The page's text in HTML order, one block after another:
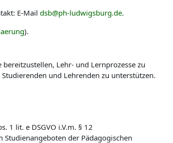
E-Mail dsb@ph-ludwigsburg.de.
).
Lehr- und Lernprozesse zu
und Lehrenden zu unterstützen.
1 lit. e DSGVO i.V.m. § 12
der Pädagogischen